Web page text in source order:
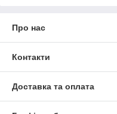
Про нас
Контакти
Доставка та оплата